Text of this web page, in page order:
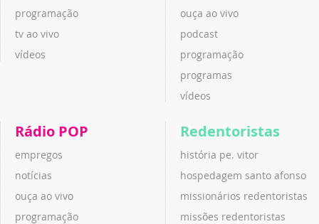
programação
tv ao vivo
vídeos
ouça ao vivo
podcast
programação
programas
vídeos
Rádio POP
empregos
notícias
ouça ao vivo
programação
Redentoristas
história pe. vitor
hospedagem santo afonso
missionários redentoristas
missões redentoristas